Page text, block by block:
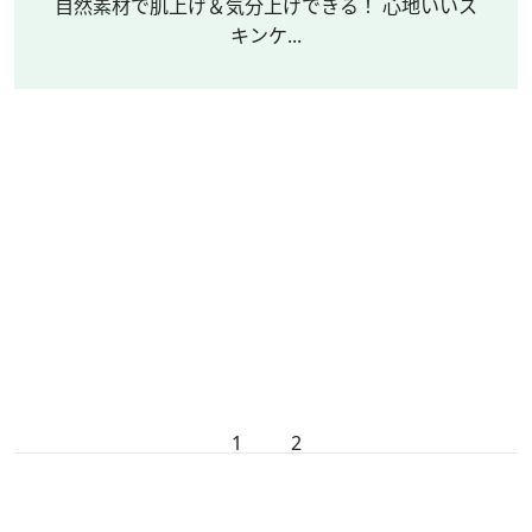
自然素材で肌上げ＆気分上げできる！ 心地いいス
キンケ...
1 2